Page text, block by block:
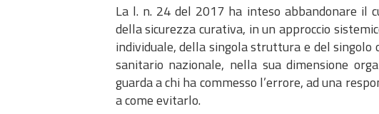
La l. n. 24 del 2017 ha inteso abbandonare il
della sicurezza curativa, in un approccio
individuale, della singola struttura e del
sanitario nazionale, nella sua dimensione
guarda a chi ha commesso l’errore, ad una
a come evitarlo.